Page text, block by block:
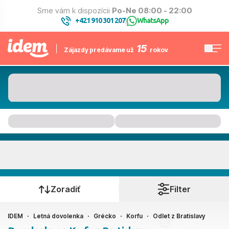
Sme vám k dispozícii Po-Ne 08:00 - 22:00
+421 910 301 207| WhatsApp
Zájazdy predávame už 15 rokov
Kedy cestujete?
Bratislava
Zoradiť Filter
IDEM Letná dovolenka Grécko Korfu Odlet z Bratislavy